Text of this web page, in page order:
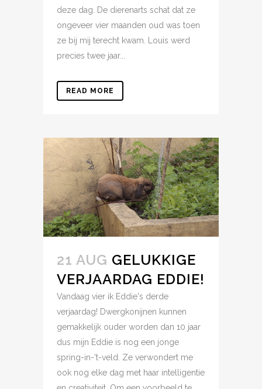
deze dag. De dierenarts schat dat ze
ongeveer vier maanden oud was toen
ze bij mij terecht kwam. Louis werd
precies twee jaar...
READ MORE
21 AUG GELUKKIGE
VERJAARDAG EDDIE!
Vandaag vier ik Eddie's derde
verjaardag! Dwergkonijnen kunnen
gemakkelijk ouder worden dan 10 jaar
dus mijn Eddie is nog een jonge
spring-in-'t-veld. Ze verwondert me
ook nog elke dag met haar intelligentie